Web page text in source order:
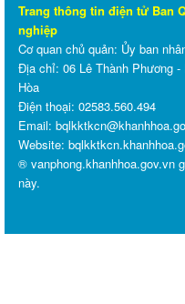
Trang thông tin điện tử Ban
nghiệp
Cơ quan chủ quản: Ủy ban
Địa chỉ: 06 Lê Thành Phương -
Hòa
Điện thoại: 02583.560.494
Email:
Website:
® vanphong.khanhhoa.gov.vn
này.